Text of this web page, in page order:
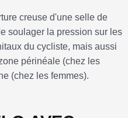
creuse d'une selle de
soulager la pression sur les
du cycliste, mais aussi
périnéale (chez les
(chez les femmes).